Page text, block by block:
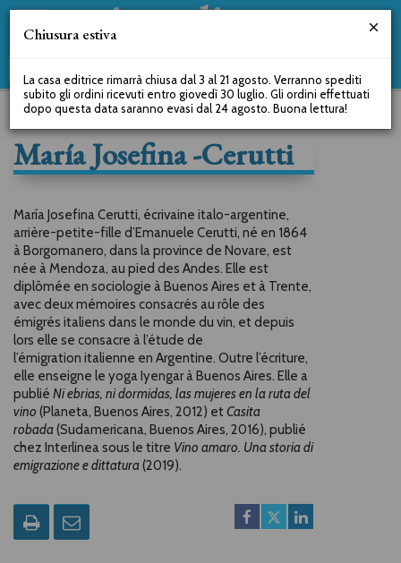
María Josefina -Cerutti
María Josefina Cerutti, écrivaine italo-argentine,
arrière-petite-fille d’Emanuele Cerutti, né en 1864
à Borgomanero, dans la province de Novare, est
née à Mendoza, au pied des Andes. Elle est
diplômée en sociologie à Buenos Aires et à Trente,
avecdeux mémoires consacrés au rôle des
émigrés italiens dans le monde du vin, et depuis
lors elle se consacre à l’étude de
l’émigration italienne en Argentine. Outre l’écriture,
elle enseigne le yoga Iyengar à Buenos Aires. Elle a
publié Ni ebrias, ni dormidas, las mujeres en la ruta del
vino (Planeta, Buenos Aires, 2012) etCasita
robada(Sudamericana, Buenos Aires, 2016), publié
chez Interlinea sous le titre Vino amaro. Una storia di
emigrazione edittatura(2019).
Chiusura estiva
La casa editrice rimarrà chiusa dal 3 al 21 agosto. Verranno spediti
subito gli ordini ricevuti entro giovedì 30 luglio. Gli ordini effettuati
dopo questa data saranno evasi dal 24 agosto. Buona lettura!